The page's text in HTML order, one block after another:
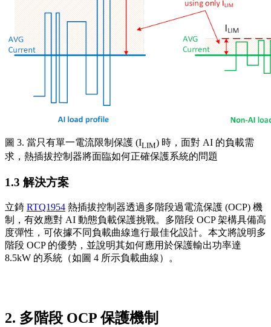
圖 3. 當只有單一電流限制保護 (ILIM) 時，面對 AI 的負載需
求，熱插拔控制器將面臨如何正確保護系統的問題
1.3 解決方案
立錡 RTQ1954 熱插拔控制器透過多階段過電流保護 (OCP) 機
制，有效應對 AI 動態負載保護挑戰。多階段 OCP 架構具備高
度彈性，可依據不同負載曲線進行最佳化設計。本文將說明多
階段 OCP 的優勢，並說明其如何應用於保護輸出功率達
8.5kW 的系統（如圖 4 所示負載曲線）。
2. 多階段 OCP 保護機制